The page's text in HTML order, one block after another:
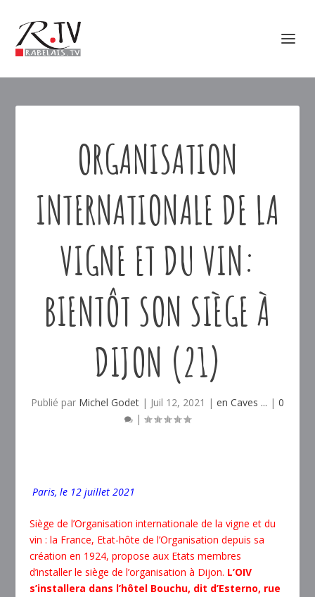
ORGANISATION
INTERNATIONALE DE LA
VIGNE ET DU VIN:
BIENTÔT SON SIÈGE À
DIJON (21)
Publié par Michel Godet | Juil 12, 2021 | en Caves ... | 0
|
Paris, le 12 juillet 2021
Siège de l’Organisation internationale de la vigne et du
vin : la France, Etat-hôte de l’Organisation depuis sa
création en 1924, propose aux Etats membres
d’installer le siège de l’organisation à Dijon. L’OIV
s’installera dans l’hôtel Bouchu, dit d’Esterno, rue